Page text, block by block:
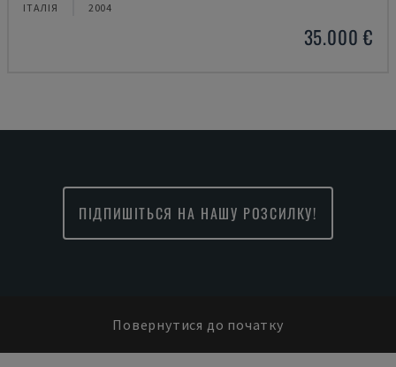
ІТАЛІЯ 2004
35.000 €
ПІДПИШІТЬСЯ НА НАШУ РОЗСИЛКУ!
Повернутися до початку